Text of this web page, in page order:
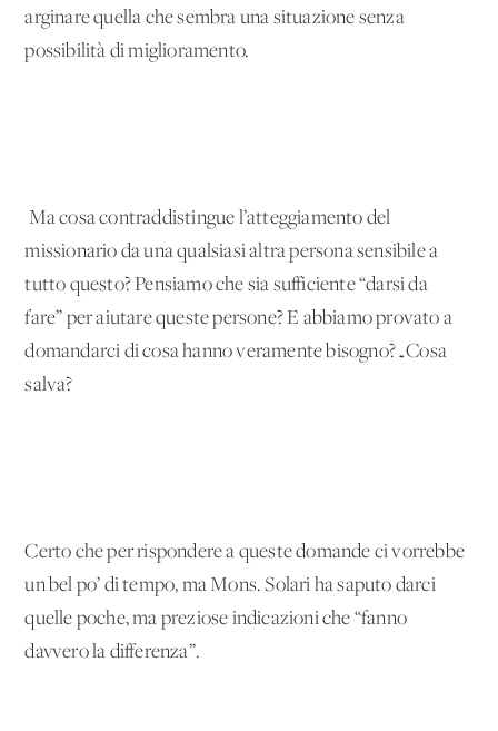
arginare quella che sembra una situazione senza
possibilità di miglioramento.
Ma cosa contraddistingue l’atteggiamento del
missionario da una qualsiasi altra persona sensibile a
tutto questo? Pensiamo che sia sufficiente “darsi da
fare” per aiutare queste persone? E abbiamo provato a
domandarci di cosa hanno veramente bisogno?…Cosa
salva?
Certo che per rispondere a queste domande ci vorrebbe
un bel po’ di tempo, ma Mons. Solari ha saputo darci
quelle poche, ma preziose indicazioni che “fanno
davvero la differenza”.